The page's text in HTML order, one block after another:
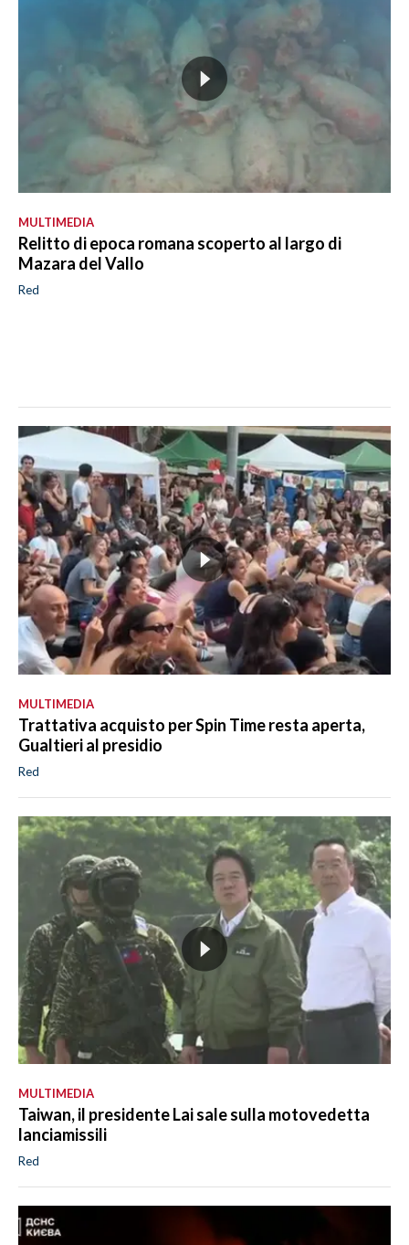
MULTIMEDIA
Relitto di epoca romana scoperto al largo di
Mazara del Vallo
Red
MULTIMEDIA
Trattativa acquisto per Spin Time resta aperta,
Gualtieri al presidio
Red
MULTIMEDIA
Taiwan, il presidente Lai sale sulla motovedetta
lanciamissili
Red